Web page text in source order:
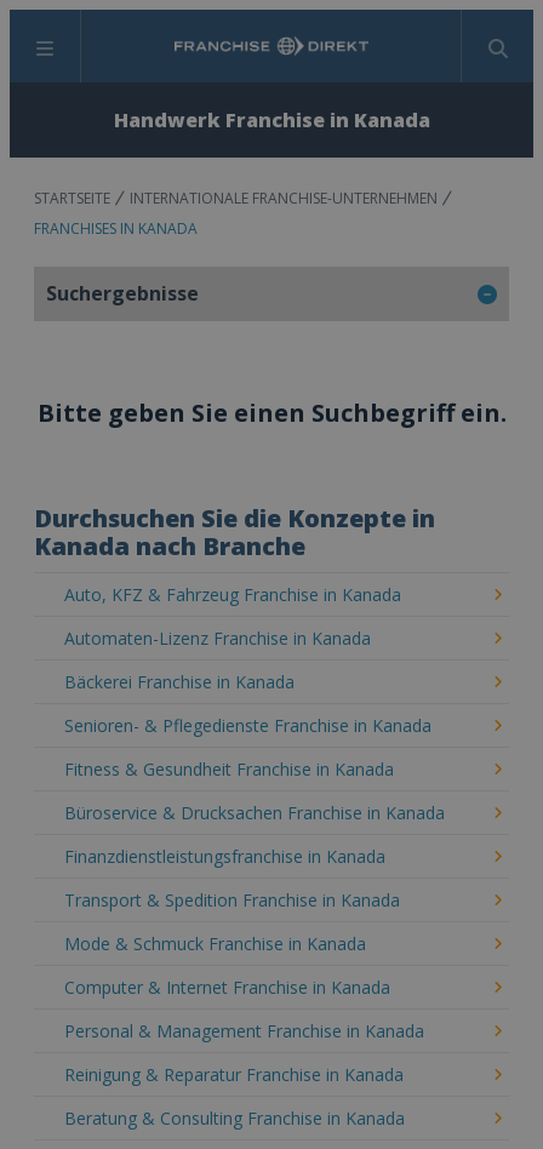
Menü Suchen
Handwerk Franchise in Kanada
STARTSEITE
INTERNATIONALE FRANCHISE-UNTERNEHMEN
FRANCHISES IN KANADA
Suchergebnisse
Bitte geben Sie einen Suchbegriff ein.
Durchsuchen Sie die Konzepte in
Kanada nach Branche
Auto, KFZ & Fahrzeug Franchise in Kanada
Automaten-Lizenz Franchise in Kanada
Bäckerei Franchise in Kanada
Senioren- & Pflegedienste Franchise in Kanada
Fitness & Gesundheit Franchise in Kanada
Büroservice & Drucksachen Franchise in Kanada
Finanzdienstleistungsfranchise in Kanada
Transport & Spedition Franchise in Kanada
Mode & Schmuck Franchise in Kanada
Computer & Internet Franchise in Kanada
Personal & Management Franchise in Kanada
Reinigung & Reparatur Franchise in Kanada
Beratung & Consulting Franchise in Kanada